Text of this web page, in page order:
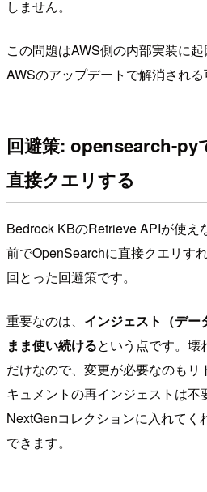
しません。
この問題はAWS側の内部実装に
AWSのアップデートで解消される
回避策: opensearch-py
直接クエリする
Bedrock KBのRetrieve APIが使え
前でOpenSearchに直接クエリす
回とった回避策です。
重要なのは、 インジェスト（デ
まま使い続けるという点です。壊
だけなので、変更が必要なのもリ
キュメントの再インジェストは
NextGenコレクションに入れてく
できます。